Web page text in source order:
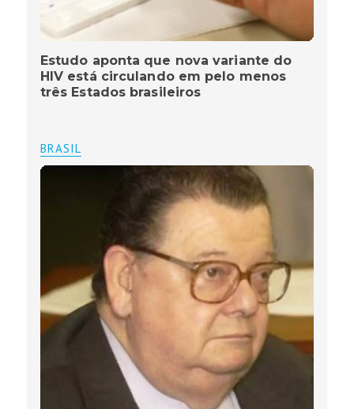
Estudo aponta que nova variante do
HIV está circulando em pelo menos
três Estados brasileiros
BRASIL